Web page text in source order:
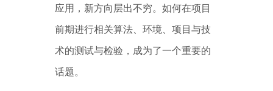
应用，新方向层出不穷。如何在项目
前期进行相关算法、环境、项目与技
术的测试与检验，成为了一个重要的
话题。